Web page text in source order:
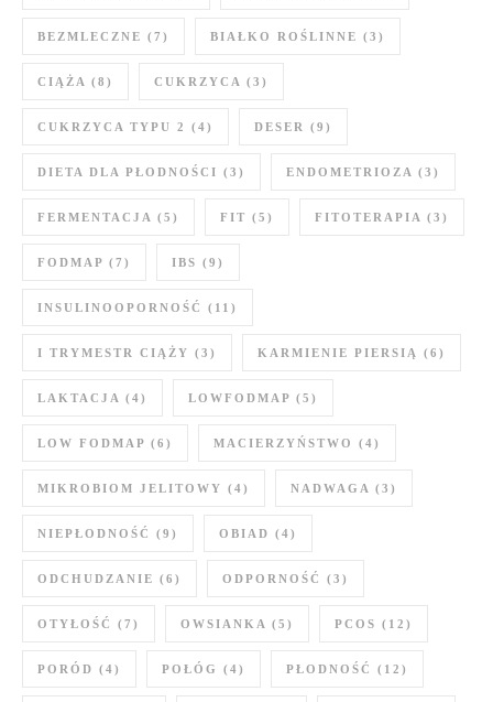
BEZMLECZNE (7) BIAŁKO ROŚLINNE (3)
CIĄŻA (8) CUKRZYCA (3)
CUKRZYCA TYPU 2 (4) DESER (9)
DIETA DLA PŁODNOŚCI (3) ENDOMETRIOZA (3)
FERMENTACJA (5) FIT (5) FITOTERAPIA (3)
FODMAP (7) IBS (9)
INSULINOOPORNOŚĆ (11)
I TRYMESTR CIĄŻY (3) KARMIENIE PIERSIĄ (6)
LAKTACJA (4) LOWFODMAP (5)
LOW FODMAP (6) MACIERZYŃSTWO (4)
MIKROBIOM JELITOWY (4) NADWAGA (3)
NIEPŁODNOŚĆ (9) OBIAD (4)
ODCHUDZANIE (6) ODPORNOŚĆ (3)
OTYŁOŚĆ (7) OWSIANKA (5) PCOS (12)
PORÓD (4) POŁÓG (4) PŁODNOŚĆ (12)